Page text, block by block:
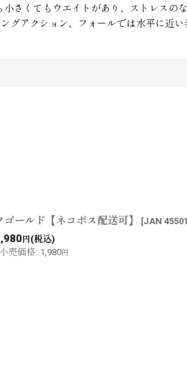
さくてもウエイトがあり、ストレス
グアクション、フォールでは水平に近
ールド【ネコポス配送可】 [JAN
円(税込)
売価格: 1,980円